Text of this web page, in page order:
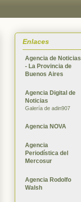
Enlaces
Agencia de Noticias
- La Provincia de
Buenos Aires
Agencia Digital de
Noticias
Galería de adin907
Agencia NOVA
Agencia
Periodística del
Mercosur
Agencia Rodolfo
Walsh